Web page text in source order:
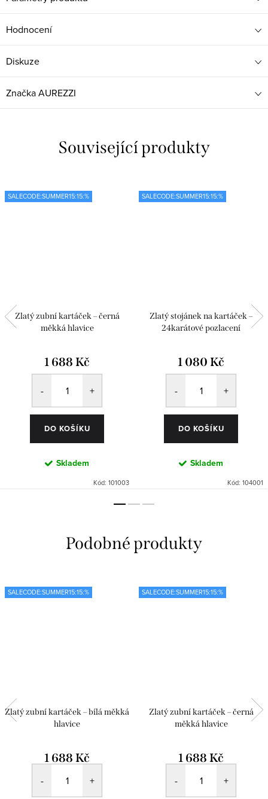
Hodnocení
Diskuze
ZnačkaAUREZZI
Související produkty
SALECODE:SUMMER15:15:%
Zlatý zubní kartáček – černá
měkká hlavice
1 688 Kč
DO KOŠÍKU
Skladem
Kód: 101003
SALECODE:SUMMER15:15:%
Zlatý stojánek na kartáček –
24karátové pozlacení
1 080 Kč
DO KOŠÍKU
Skladem
Kód: 104001
SALECODE:SUMMER15:15:%
Zlatý zubní kartáček – bílá měkká
hlavice
1 688 Kč
SALECODE:SUMMER15:15:%
Zlatý zubní kartáček – černá
měkká hlavice
1 688 Kč